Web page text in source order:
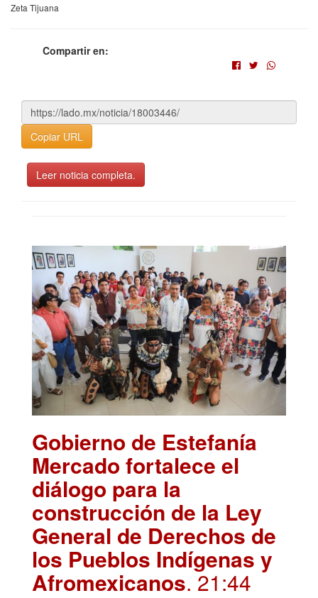
Zeta Tijuana
Compartir en:
Copiar URL
Leer noticia completa.
Gobierno de Estefanía
Mercado fortalece el
diálogo para la
construcción de la Ley
General de Derechos de
los Pueblos Indígenas y
Afromexicanos. 21:44